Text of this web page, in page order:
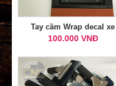
Tay cầm Wrap decal xe
100.000 VNĐ